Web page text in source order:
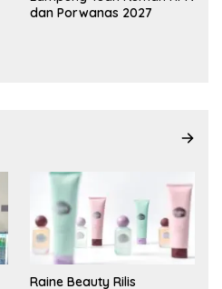
dan Porwanas 2027
Raine Beauty Rilis